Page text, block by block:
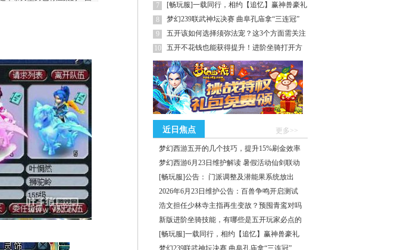
的
7
[畅玩服]一载同行，相约【追忆】赢神兽豪礼
8
梦幻239联武神坛决赛 曲阜孔庙拿“三连冠”
9
五开该如何选择须弥法宠？这3个方面需关注
10
五开不花钱也能获得提升！进阶坐骑打开方
式
更多>>
近日焦点
梦幻西游五开的几个技巧，提升15%刷金效率
梦幻西游6月23日维护解读 暑假活动仙剑联动
[畅玩服]公告： 门派调整及潜能果系统放出
2026年6月23日维护公告：百兽争鸣开启测试
浩文担任少林寺主指再生变故？预囤青鸾对吗
新版进阶坐骑技能，有哪些是五开玩家必点的
[畅玩服]一载同行，相约【追忆】赢神兽豪礼
梦幻239联武神坛决赛 曲阜孔庙拿“三连冠”